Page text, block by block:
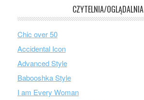
CZYTELNIA/OGLĄDALNIA
Chic over 50
Accidental Icon
Advanced Style
Babooshka Style
I am Every Woman